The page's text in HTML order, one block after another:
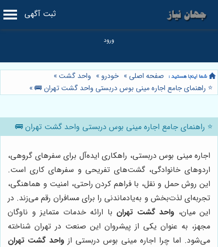
ثبت آگهی
صفحه اصلی » خودرو » واحد گشت»
⭐️ راهنمای جامع اجاره مینی بوس دربستی واحد گشت تهران 🚌»
⭐️ راهنمای جامع اجاره مینی بوس دربستی واحد گشت تهران 🚌
اجاره مینی بوس دربستی، راهکاری ایده‌آل برای سفرهای گروهی،
اردوهای خانوادگی، گشت‌های تفریحی و سفرهای کاری است.
این روش حمل و نقل، با فراهم کردن راحتی، امنیت و هماهنگی،
تجربه‌ای لذت‌بخش و به‌یادماندنی را برای مسافران رقم می‌زند. در
این میان، واحد گشت تهران با ارائه خدمات متمایز و ناوگان
مجهز، به عنوان یکی از پیشروان این صنعت در تهران شناخته
می‌شود. اما چرا اجاره مینی بوس دربستی از واحد گشت تهران